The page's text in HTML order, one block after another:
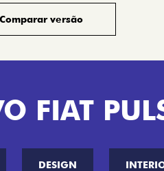
Comparar versão
FIAT
DESIGN